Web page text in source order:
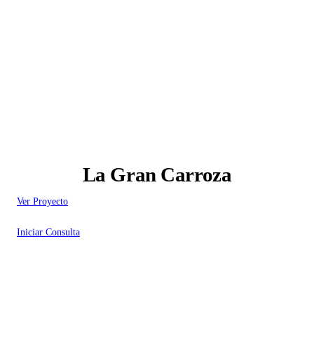
La Gran Carroza
Ver Proyecto
Iniciar Consulta